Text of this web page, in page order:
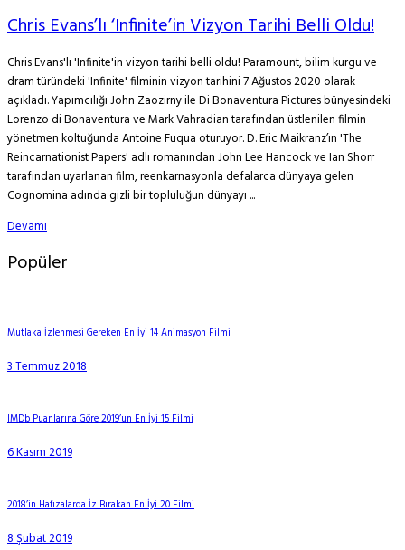
Chris Evans’lı ‘Infinite’in Vizyon Tarihi Belli Oldu!
Chris Evans'lı 'Infinite'in vizyon tarihi belli oldu! Paramount, bilim kurgu ve
dram türündeki 'Infinite' filminin vizyon tarihini 7 Ağustos 2020 olarak
açıkladı. Yapımcılığı John Zaozirny ile Di Bonaventura Pictures bünyesindeki
Lorenzo di Bonaventura ve Mark Vahradian tarafından üstlenilen filmin
yönetmen koltuğunda Antoine Fuqua oturuyor. D. Eric Maikranz’ın 'The
Reincarnationist Papers' adlı romanından John Lee Hancock ve Ian Shorr
tarafından uyarlanan film, reenkarnasyonla defalarca dünyaya gelen
Cognomina adında gizli bir topluluğun dünyayı ...
Devamı
Popüler
Mutlaka İzlenmesi Gereken En İyi 14 Animasyon Filmi
3 Temmuz 2018
IMDb Puanlarına Göre 2019’un En İyi 15 Filmi
6 Kasım 2019
2018’in Hafızalarda İz Bırakan En İyi 20 Filmi
8 Şubat 2019